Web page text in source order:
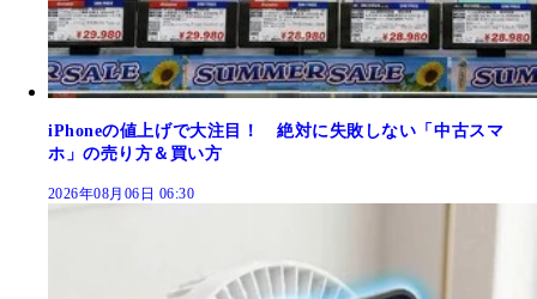
iPhoneの値上げで大注目！ 絶対に失敗しない「中古スマ
ホ」の売り方＆買い方
2026年08月06日 06:30